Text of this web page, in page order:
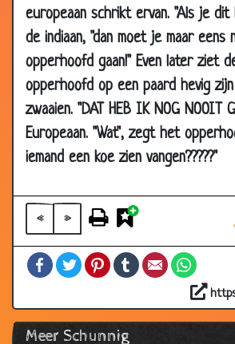
europeaan schrikt ervan. "Als je dit
de indiaan, "dan moet je maar eens
opperhoofd gaan!" Even later ziet
opperhoofd op een paard hevig
zwaaien. "DAT HEB IK NOG NOOIT
Europeaan. "Wat", zegt het
iemand een koe zien vangen?????"
« »
FacebookTwitterPinterestTumblrEmail
Meer Schunnig
08 Jan
2002
Vliegtuig
31 Dec
Hengst
25 Dec
2001
Priester toch!
25 Dec
Jambers
19 Dec
2001
Stewardess
2001
2001
21 Oct De stotteraar